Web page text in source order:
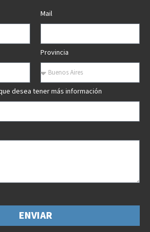
Mail
Provincia
desea tener más información
ENVIAR